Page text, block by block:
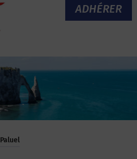
ADHÉRER
Paluel